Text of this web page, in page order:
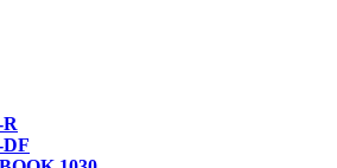
R
DF